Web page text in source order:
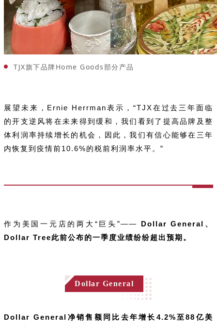
TJX旗下品牌Home Goods部分产品
展望未来，Ernie Herrman表示，“TJX在过去三年面临
的开支逆风将在未来得到缓和，我们看到了提高品牌及整
体利润率持续增长的机会，因此，我们有信心能够在三年
内恢复到疫情前10.6%的税前利润率水平。”
作为美国一元店的两大“巨头”—— Dollar General、
Dollar Tree此前公布的一季度业绩纷纷超出预期。
Dollar General
Dollar General净销售额同比去年增长4.2%至88亿美